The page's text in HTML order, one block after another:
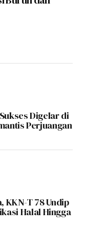
Digelar di
Perjuangan
KKN-T 78 Undip
Halal Hingga